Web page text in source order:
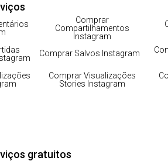
Comprar
Compartilhamentos
Instagram
Comprar Salvos Instagram
Comprar Visualizações
Stories Instagram
gratuitos
pelo